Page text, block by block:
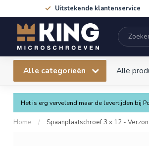
Uitstekende klantenservice
Alle categorieën Alle
Het is erg vervelend maar de levertijden bij
Home / Spaanplaatschroef 3 x 12 -